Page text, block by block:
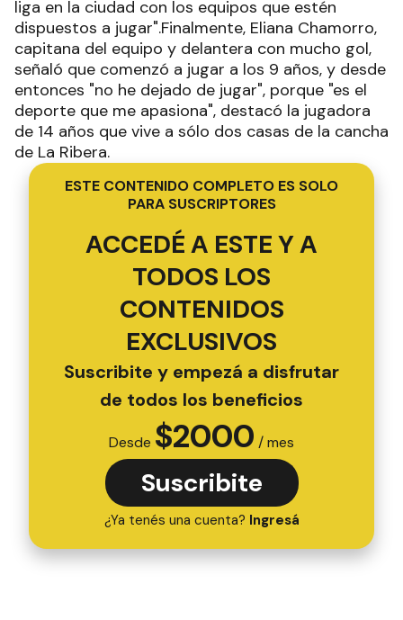
liga en la ciudad con los equipos que estén
dispuestos a jugar".Finalmente, Eliana Chamorro,
capitana del equipo y delantera con mucho gol,
señaló que comenzó a jugar a los 9 años, y desde
entonces "no he dejado de jugar", porque "es el
deporte que me apasiona", destacó la jugadora
de 14 años que vive a sólo dos casas de la cancha
de La Ribera.
ESTE CONTENIDO COMPLETO ES SOLO
PARA SUSCRIPTORES
ACCEDÉ A ESTE Y A
TODOS LOS
CONTENIDOS
EXCLUSIVOS
Suscribite y empezá a disfrutar
de todos los beneficios
Desde $2000 / mes
Suscribite
¿Ya tenés una cuenta? Ingresá